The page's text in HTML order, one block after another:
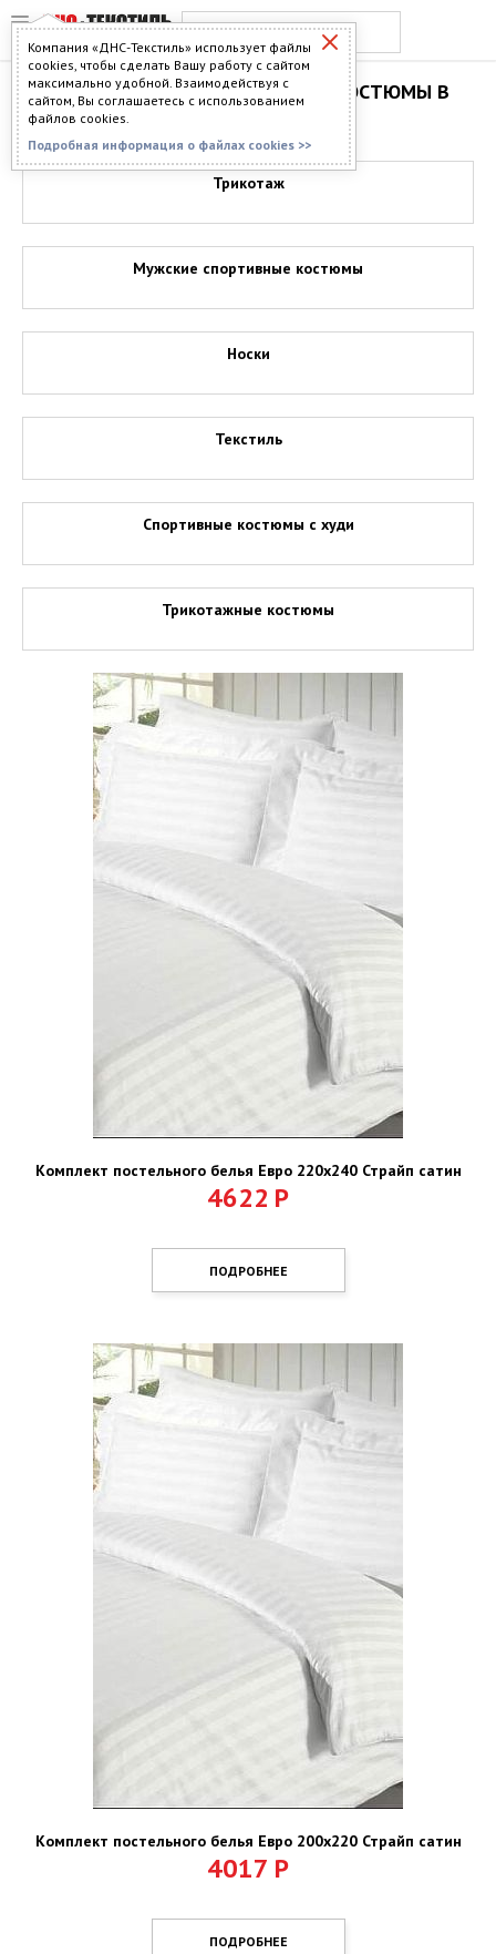
Компания «ДНС-Текстиль» использует файлы
cookies, чтобы сделать Вашу работу с сайтом
максимально удобной. Взаимодействуя с
сайтом, Вы соглашаетесь с использованием
файлов cookies.
Подробная информация о файлах cookies >>
МУЖСКИЕ СПОРТИВНЫЕ КОСТЮМЫ В
ЕКАТЕРИНБУРГЕ
Трикотаж
Мужские спортивные костюмы
Носки
Текстиль
Спортивные костюмы с худи
Трикотажные костюмы
Комплект постельного белья Евро 220х240 Страйп сатин
4622 Р
ПОДРОБНЕЕ
Комплект постельного белья Евро 200х220 Страйп сатин
4017 Р
ПОДРОБНЕЕ